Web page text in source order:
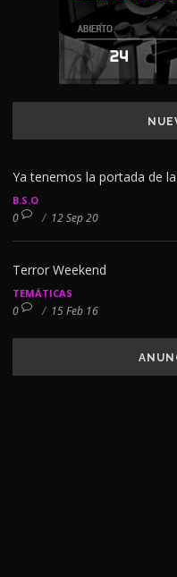
Ya tenemos la portada de
B.S.O
0 / 12 Sep 20
Terror Weekend
TEMÁTICAS
0 / 15 Feb 16